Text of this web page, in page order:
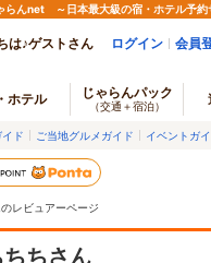
らんnet ～日本最大級の宿・ホテル予約
は♪ゲストさん ログイン 会員
ホテル じゃらんパック
（交通＋宿泊）
ド ご当地グルメガイド イベントガ
レビュアーページ
ちちさん